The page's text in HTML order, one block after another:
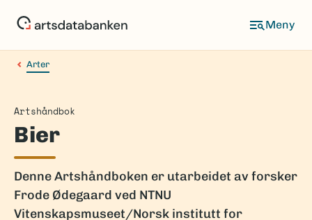
Arter
Artshåndbok
Bier
Denne Artshåndboken er utarbeidet av forsker
Frode Ødegaard ved NTNU
Vitenskapsmuseet/Norsk institutt for